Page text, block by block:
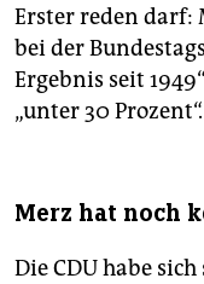
Erster reden darf:
bei der
Ergebnis seit
„unter 30 Prozent“.
Merz hat noch
Die CDU habe